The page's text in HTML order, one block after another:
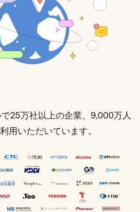
25万社以上の企業、9,000万人
用いただいています。